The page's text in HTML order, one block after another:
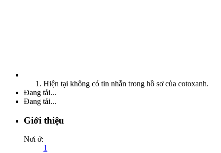
Hiện tại không có tin nhắn trong hồ sơ của cotoxanh.
Đang tải...
Đang tải...
Giới thiệu
Nơi ở:
1